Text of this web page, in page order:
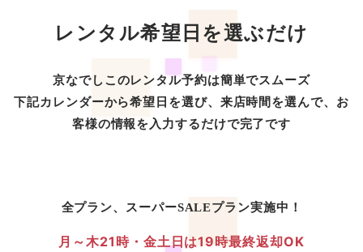
レンタル希望日を選ぶだけ
京なでしこのレンタル予約は簡単でスムーズ
下記カレンダーから希望日を選び、来店時間を選んで、お
客様の情報を入力するだけで完了です
全プラン、スーパーSALEプラン実施中！
月～木21時・金土日は19時最終返却OK